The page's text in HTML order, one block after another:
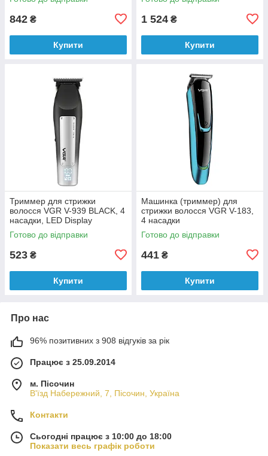
842 ₴
Купити
1 524 ₴
Купити
Триммер для стрижки
волосся VGR V-939 BLACK, 4
насадки, LED Display
Готово до відправки
523 ₴
Купити
Машинка (триммер) для
стрижки волосся VGR V-183,
4 насадки
Готово до відправки
441 ₴
Купити
Про нас
96% позитивних з 908 відгуків за рік
Працює з 25.09.2014
м. Пісочин
В'їзд Набережний, 7, Пісочин, Україна
Контакти
Сьогодні працює з 10:00 до 18:00
Показати весь графік роботи